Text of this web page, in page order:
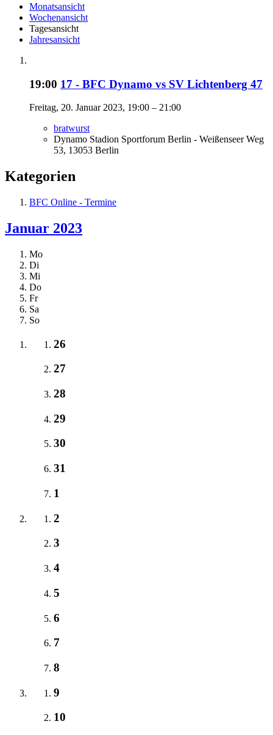
Monatsansicht
Wochenansicht
Tagesansicht
Jahresansicht
19:00 17 - BFC Dynamo vs SV Lichtenberg 47
Freitag, 20. Januar 2023, 19:00 – 21:00
bratwurst
Dynamo Stadion Sportforum Berlin - Weißenseer Weg
53, 13053 Berlin
Kategorien
BFC Online - Termine
Januar 2023
Mo
Di
Mi
Do
Fr
Sa
So
26
27
28
29
30
31
1
2
3
4
5
6
7
8
9
10